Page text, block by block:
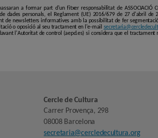
a formar part d'un fitxer responsabilitat de ASSOCIACIÓ
dades personals, el Reglament (UE) 2016/679 de 27 d'abril de
newsletters informatives amb la possibilitat de fer
o oposició al seu tractament en l'e-mail
l'Autoritat de control (aepd.es) si considera que el
Cercle de Cultura
Carrer Provença, 298
08008 Barcelona
secretaria@cercledecultura.org